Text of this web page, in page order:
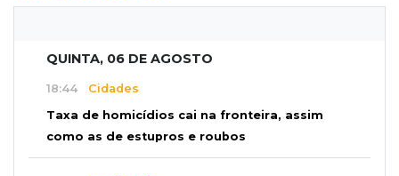
QUINTA, 06 DE AGOSTO
18:44 Cidades
Taxa de homicídios cai na fronteira, assim
como as de estupros e roubos